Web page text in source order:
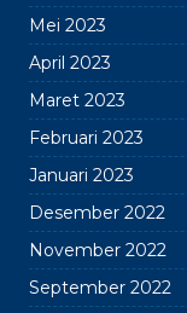
Mei 2023
April 2023
Maret 2023
Februari 2023
Januari 2023
Desember 2022
November 2022
September 2022